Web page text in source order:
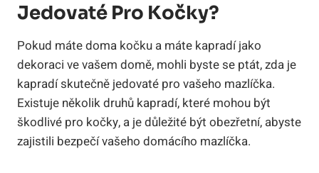
Jedovaté Pro Kočky?
Pokud máte doma kočku a máte kapradí jako
dekoraci ve vašem domě, mohli byste se ptát, zda je
kapradí skutečně jedovaté pro vašeho mazlíčka.
Existuje několik druhů kapradí, které mohou být
škodlivé pro kočky, a je důležité být obezřetní, abyste
zajistili bezpečí vašeho domácího mazlíčka.